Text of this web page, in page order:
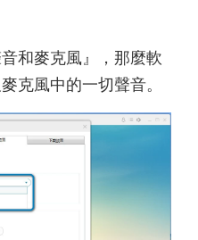
和麥克風』，那麼軟
克風中的一切聲音。